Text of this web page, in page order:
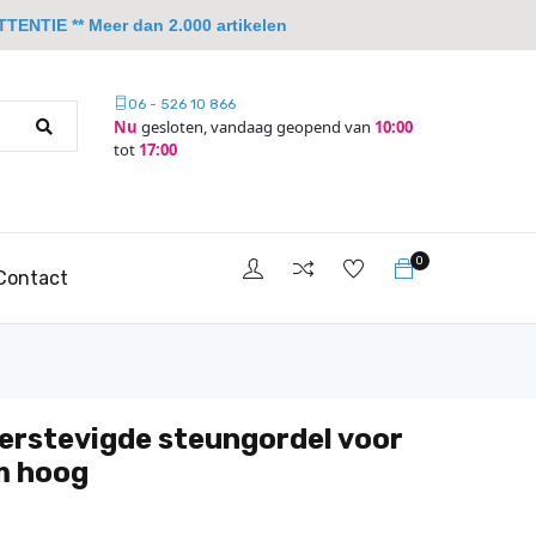
06 - 526 10 866
Nu gesloten, vandaag geopend van 10:00
tot 17:00
0
steungordel voor
hoog
** Meer dan 2.000 artikelen